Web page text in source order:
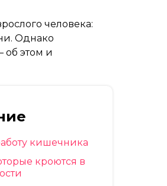
человека:
Однако
этом и
кишечника
кроются в